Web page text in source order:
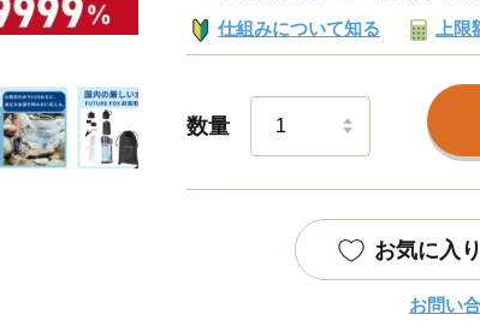
仕組みについて知る 上
数量
お気に入
お問い